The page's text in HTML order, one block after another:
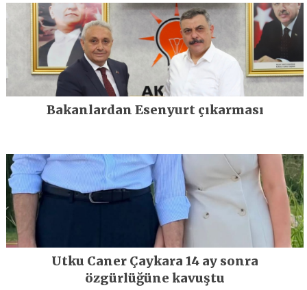
Bakanlardan Esenyurt çıkarması
Utku Caner Çaykara 14 ay sonra
özgürlüğüne kavuştu